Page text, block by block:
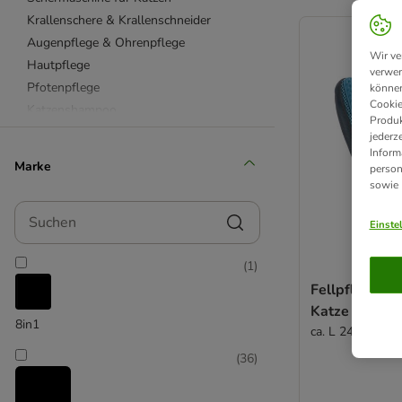
Krallenschere & Krallenschneider
Augenpflege & Ohrenpflege
Hautpflege
Pfotenpflege
beaphar
Felisept
FURminator
Vetriderm
Marke
Suchen
8in1
(1)
(36)
product items
Fellpflege
Katze
ca. L 24 x B 18
Wir
sowie